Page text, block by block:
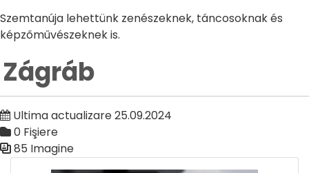
Szemtanúja lehettünk zenészeknek, táncosoknak és
képzőművészeknek is.
Zágráb
Ultima actualizare 25.09.2024
0 Fişiere
85 Imagine